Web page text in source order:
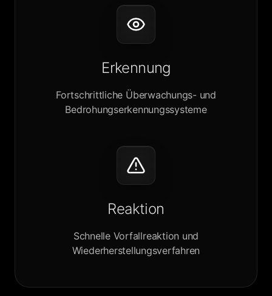
Erkennung
Fortschrittliche Überwachungs- und
Bedrohungserkennungssysteme
Reaktion
Schnelle Vorfallreaktion und
Wiederherstellungsverfahren